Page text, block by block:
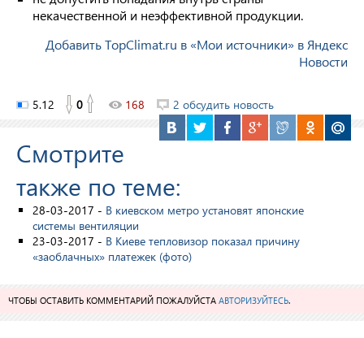
некачественной и неэффективной продукции.
Добавить TopClimat.ru в «Мои источники» в Яндекс
Новости
5.12 0 168 2 обсудить новость
Смотрите
также по теме:
28-03-2017 - В киевском метро установят японские
системы вентиляции
23-03-2017 - В Киеве тепловизор показал причину
«заоблачных» платежек (фото)
ЧТОБЫ ОСТАВИТЬ КОММЕНТАРИЙ ПОЖАЛУЙСТА АВТОРИЗУЙТЕСЬ.